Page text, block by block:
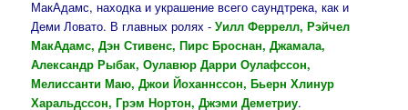
МакАдамс, находка и украшение всего саундтрека, как и
Деми Ловато. В главных ролях - Уилл Феррелл, Рэйчел
МакАдамс, Дэн Стивенс, Пирс Броснан, Джамала,
Александр Рыбак, Оулавюр Дарри Оулафссон,
Мелиссанти Маю, Джои Йоханнссон, Бьерн Хлинур
Харальдссон, Грэм Нортон, Джэми Деметриу.